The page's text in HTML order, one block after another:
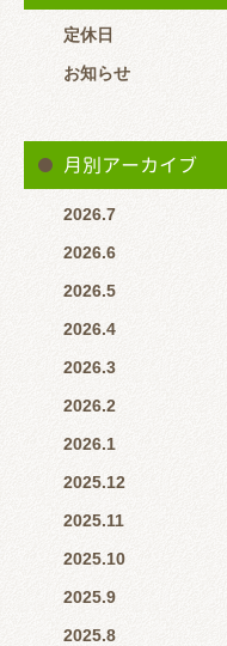
いただけるとスムーズに
※営業時間中で患者様対
定休日
お知らせ
月別アーカイブ
2026.7
2026.6
2026.5
2026.4
2026.3
2026.2
2026.1
2025.12
2025.11
2025.10
2025.9
2025.8